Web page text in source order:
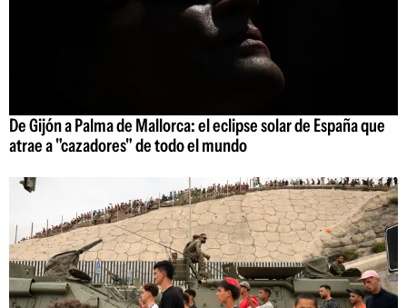
De Gijón a Palma de Mallorca: el eclipse solar de España que
atrae a "cazadores" de todo el mundo